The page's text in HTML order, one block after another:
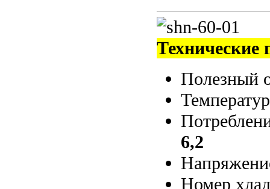
Технические
Полезный
6,2
Номер